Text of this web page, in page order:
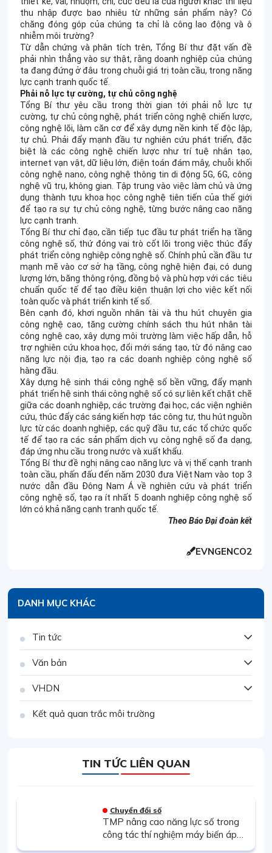
thu nhập được bao nhiêu từ những sản phẩm này? Có
chăng đóng góp của chúng ta chỉ là công lao động và ô
nhiễm môi trường?
Từ dẫn chứng và phân tích trên, Tổng Bí thư đặt vấn đề
phải nhìn thẳng vào sự thật, rằng doanh nghiệp của chúng
ta đang đứng ở đâu trong chuỗi giá trị toàn cầu, trong năng
lực cạnh tranh quốc tế.
Phải nỗ lực tự cường, tự chủ công nghệ
Tổng Bí thư yêu cầu trong thời gian tới phải nỗ lực tự
cường, tự chủ công nghệ, phát triển công nghệ chiến lược,
công nghệ lõi, làm căn cơ để xây dựng nền kinh tế độc lập,
tự chủ. Phải đẩy mạnh đầu tư nghiên cứu phát triển, đặc
biệt là các công nghệ chiến lược như trí tuệ nhân tạo,
internet vạn vật, dữ liệu lớn, điện toán đám mây, chuỗi khối
công nghệ nano, công nghệ thông tin di động 5G, 6G, công
nghệ vũ trụ, không gian. Tập trung vào việc làm chủ và ứng
dụng thành tựu khoa học công nghệ tiên tiến của thế giới
để tạo ra sự tự chủ công nghệ, từng bước nâng cao năng
lực cạnh tranh.
Tổng Bí thư chỉ đạo, cần tiếp tục đầu tư phát triển hạ tầng
công nghệ số, thứ đóng vai trò cốt lõi trong việc thúc đẩy
phát triển công nghiệp công nghệ số. Chính phủ cần đầu tư
mạnh mẽ vào cơ sở hạ tầng, công nghệ hiện đại, có dung
lượng lớn, băng thông rộng, đồng bộ và phù hợp với các tiêu
chuẩn quốc tế để tạo điều kiện thuận lợi cho việc kết nối
toàn quốc và phát triển kinh tế số.
Bên cạnh đó, khơi nguồn nhân tài và thu hút chuyên gia
công nghệ cao, tăng cường chính sách thu hút nhân tài
công nghệ cao, xây dựng môi trường làm việc hấp dẫn, hỗ
trợ nghiên cứu khoa học, đổi mới sáng tạo, từ đó nâng cao
năng lực nội địa, tạo ra các doanh nghiệp công nghệ số
hàng đầu.
Xây dựng hệ sinh thái công nghệ số bền vững, đẩy mạnh
phát triển hệ sinh thái công nghệ số có sự liên kết chặt chẽ
giữa các doanh nghiệp, các trường đại học, các viện nghiên
cứu, thúc đẩy các sáng kiến hợp tác công tư, thu hút nguồn
lực từ các doanh nghiệp, các quỹ đầu tư, các tổ chức quốc
tế để tạo ra các sản phẩm dịch vụ công nghệ số đa dạng,
đáp ứng nhu cầu trong nước và xuất khẩu.
Tổng Bí thư đề nghị nâng cao năng lực và vị thế cạnh tranh
toàn cầu, phấn đấu đến năm 2030 đưa Việt Nam vào top 3
nước dẫn đầu Đông Nam Á về nghiên cứu và phát triển
công nghệ số, tạo ra ít nhất 5 doanh nghiệp công nghệ số
lớn có khả năng cạnh tranh quốc tế.
Theo Báo Đại đoàn kết
EVNGENCO2
DANH MỤC KHÁC
Tin tức
Văn bản
VHDN
Kết quả quan trắc môi trường
TIN TỨC LIÊN QUAN
Chuyển đổi số
TMP nâng cao năng lực số trong
công tác thí nghiệm máy biến áp